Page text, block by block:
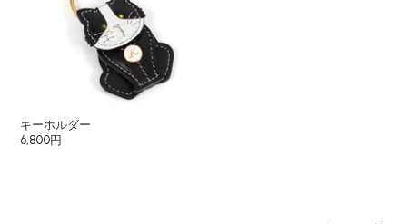
キーホルダー
6,800円